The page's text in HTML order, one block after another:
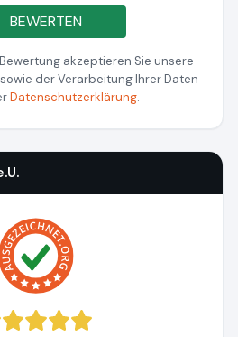
BEWERTEN
akzeptieren Sie unsere
sowie der Verarbeitung Ihrer Daten
Datenschutzerklärung.